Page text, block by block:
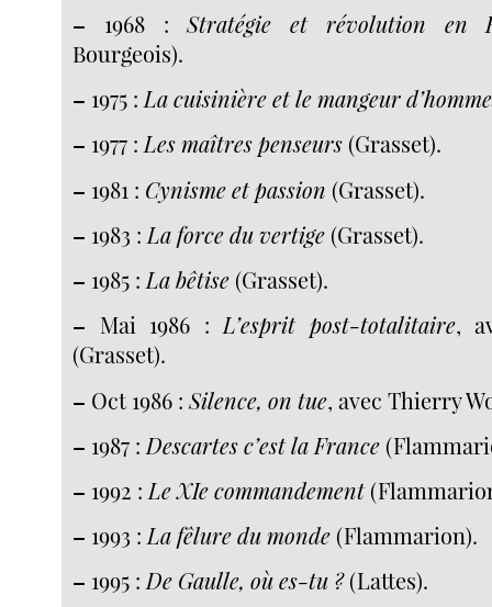
– 1968 :Stratégie et révolution en
Bourgeois).
– 1975 : La cuisinière et le mangeur
– 1977 : Les maîtres penseurs (Grasset).
– 1981 : Cynisme et passion (Grasset).
– 1983 : La force du vertige (Grasset).
– 1985 : La bêtise (Grasset).
– Mai 1986 : L’esprit post-totalitaire,
(Grasset).
– Oct 1986 :Silence, on tue, avec Thierry
– 1987 : Descartes c’est la France
– 1992 : Le XIe commandement
– 1993 : La fêlure du monde (Flammarion).
– 1995 :De Gaulle, où es-tu ?(Lattes).